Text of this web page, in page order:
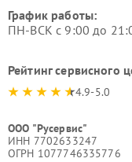
График работы:
ПН-ВСК с 9:00 до
Рейтинг сервисного
4.9-5.0
ООО "Русервис"
ИНН 7702633247
ОГРН 1077746335776